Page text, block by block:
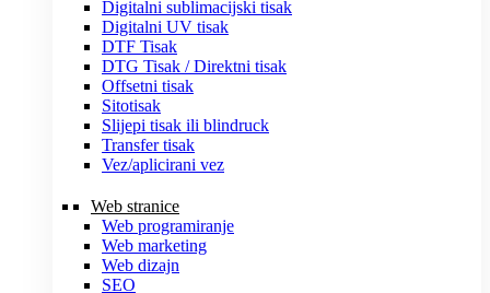
Digitalni sublimacijski tisak
Digitalni UV tisak
DTF Tisak
DTG Tisak / Direktni tisak
Offsetni tisak
Sitotisak
Slijepi tisak ili blindruck
Transfer tisak
Vez/aplicirani vez
Web stranice
Web programiranje
Web marketing
Web dizajn
SEO